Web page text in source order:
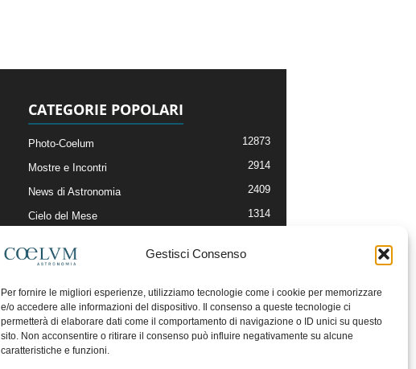
Gestisci Consenso
Per fornire le migliori esperienze, utilizziamo tecnologie come i cookie per memorizzare
e/o accedere alle informazioni del dispositivo. Il consenso a queste tecnologie ci
permetterà di elaborare dati come il comportamento di navigazione o ID unici su questo
sito. Non acconsentire o ritirare il consenso può influire negativamente su alcune
caratteristiche e funzioni.
CATEGORIE POPOLARI
Photo-Coelum 12873
Mostre e Incontri 2914
News di Astronomia 2409
Cielo del Mese 1314
Articoli e Risorse On-Line
Il Blog della Redazione